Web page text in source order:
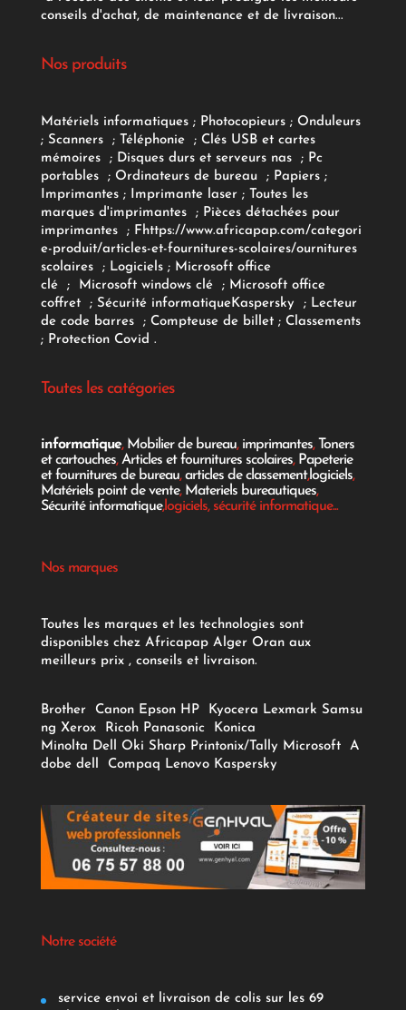
conseils d'achat, de maintenance et de livraison...
Nos produits
Matériels informatiques; Photocopieurs; Onduleurs
; Scanners ; Téléphonie ; Clés USB et cartes
mémoires
; Disques durs et serveurs nas ; Pc
portables
; Ordinateurs de bureau ; Papiers;
Imprimantes;Imprimante laser; Toutes les
marques d'imprimantes
; Pièces détachées pour
imprimantes
; F https://www.africapap.com/categori
e-produit/articles-et-fournitures-scolaires/ournitures
scolaires; Logiciels ; Microsoft office
clé
; Microsoft windows clé; Microsoft office
coffret ; Sécurité informatiqueKaspersky ; Lecteur
de code barres
; Compteuse de billet; Classements
; Protection Covid .
Toutes les catégories
informatique, Mobilier de bureau, imprimantes, Toners
et cartouches,Articles et fournitures scolaires, Papeterie
et fournitures de bureau,articles de classement,logiciels,
Matériels point de vente, Materiels bureautiques,
Sécurité informatique,logiciels, sécurité informatique...
Nos marques
Toutes les marques et les technologies sont
disponibles chez Africapap Alger Oran aux
meilleurs prix , conseils et livraison.
Brother Canon Epson HP Kyocera Lexmark Samsu
ng Xerox Ricoh Panasonic
Konica
Minolta Dell Oki Sharp Printonix/Tally Microsoft
A
dobe dell Compaq Lenovo Kaspersky
Notre société
service envoi et livraison de colis sur les 69